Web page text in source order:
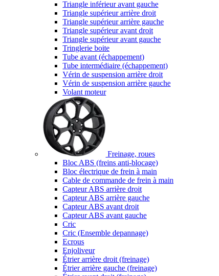
Triangle inférieur avant gauche
Triangle supérieur arrière droit
Triangle supérieur arrière gauche
Triangle supérieur avant droit
Triangle supérieur avant gauche
Tringlerie boite
Tube avant (échappement)
Tube intermédiaire (échappement)
Vérin de suspension arrière droit
Vérin de suspension arrière gauche
Volant moteur
Freinage, roues
Bloc ABS (freins anti-blocage)
Bloc électrique de frein à main
Cable de commande de frein à main
Capteur ABS arrière droit
Capteur ABS arrière gauche
Capteur ABS avant droit
Capteur ABS avant gauche
Cric
Cric (Ensemble depannage)
Ecrous
Enjoliveur
Étrier arrière droit (freinage)
Étrier arrière gauche (freinage)